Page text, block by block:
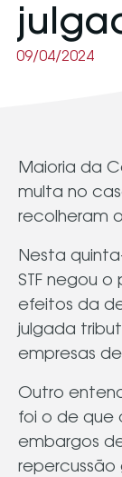
09/04/2024
Maioria da
multa no
recolheram o
Nesta
STF negou
efeitos da
julgada
empresas
Outro
foi o de que
embargos
repercussão